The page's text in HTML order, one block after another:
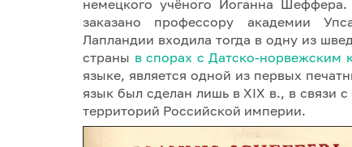
немецкого учёного Иоганна
заказано профессору академии
Лапландии входила тогда в одну из
страны в спорах с Датско-норвежским
языке, является одной из первых
язык был сделан лишь в XIX в., в связи
территорий Российской империи.